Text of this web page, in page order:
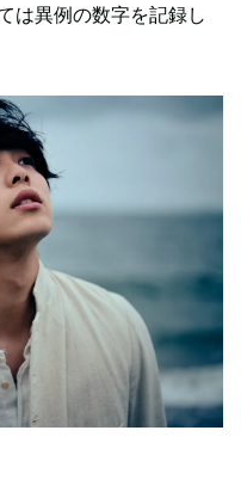
は異例の数字を記録し